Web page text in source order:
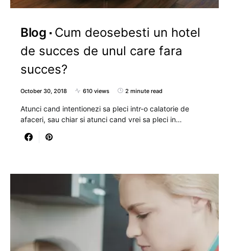
Blog
Cum deosebesti un hotel
de succes de unul care fara
succes?
October 30, 2018 610 views 2 minute read
Atunci cand intentionezi sa pleci intr-o calatorie de
afaceri, sau chiar si atunci cand vrei sa pleci in…